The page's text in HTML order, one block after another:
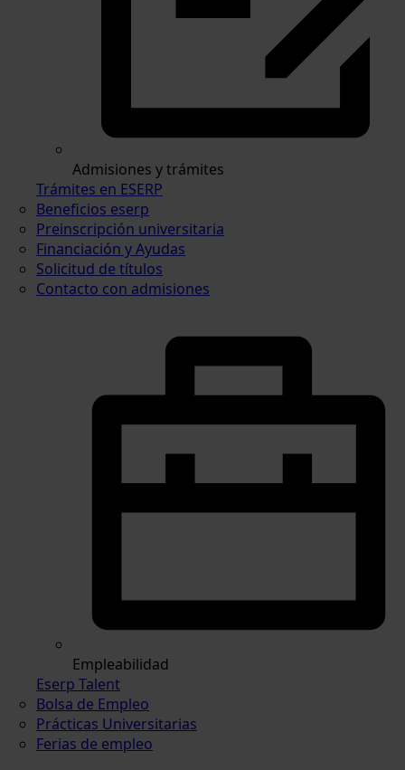
Admisiones y trámites
Trámites en ESERP
Beneficios eserp
Preinscripción universitaria
Financiación y Ayudas
Solicitud de títulos
Contacto con admisiones
Empleabilidad
Eserp Talent
Bolsa de Empleo
Prácticas Universitarias
Ferias de empleo